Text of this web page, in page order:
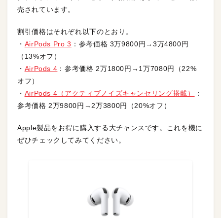
売されています。
割引価格はそれぞれ以下のとおり。
・ AirPods Pro 3 ：参考価格 3万9800円→3万4800円
（13%オフ）
・ AirPods 4 ：参考価格 2万1800円→1万7080円（22%
オフ）
・ AirPods 4（アクティブノイズキャンセリング搭載）
：
参考価格 2万9800円→2万3800円（20%オフ）
Apple製品をお得に購入する大チャンスです。これを機に
ぜひチェックしてみてください。